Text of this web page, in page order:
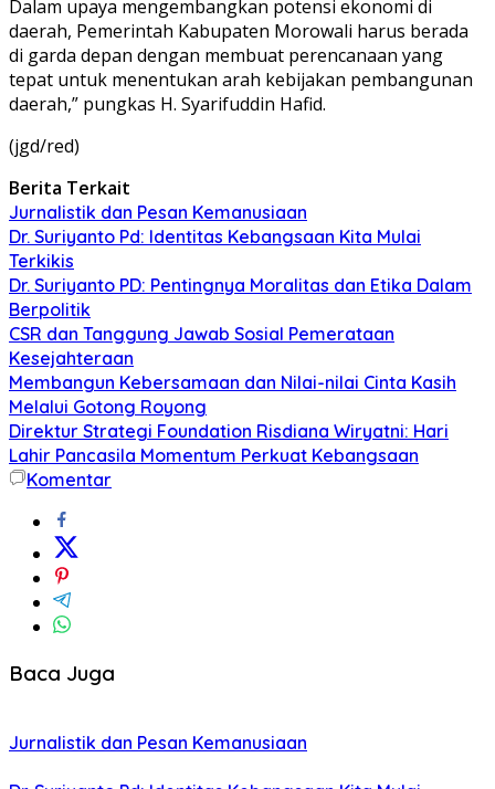
Dalam upaya mengembangkan potensi ekonomi di
daerah, Pemerintah Kabupaten Morowali harus berada
di garda depan dengan membuat perencanaan yang
tepat untuk menentukan arah kebijakan pembangunan
daerah,” pungkas H. Syarifuddin Hafid.
(jgd/red)
Berita Terkait
Jurnalistik dan Pesan Kemanusiaan
Dr. Suriyanto Pd: Identitas Kebangsaan Kita Mulai
Terkikis
Dr. Suriyanto PD: Pentingnya Moralitas dan Etika Dalam
Berpolitik
CSR dan Tanggung Jawab Sosial Pemerataan
Kesejahteraan
Membangun Kebersamaan dan Nilai-nilai Cinta Kasih
Melalui Gotong Royong
Direktur Strategi Foundation Risdiana Wiryatni: Hari
Lahir Pancasila Momentum Perkuat Kebangsaan
Komentar
Baca Juga
Jurnalistik dan Pesan Kemanusiaan